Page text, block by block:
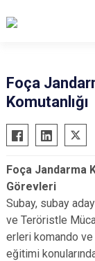
Foça
Komutanlığı
Foça Jandarma
Görevleri
Subay, subay
ve Teröristle
erleri komando
eğitimi